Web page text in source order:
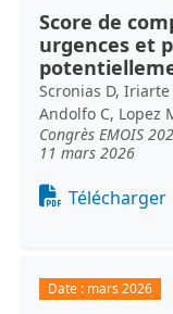
Score de
urgences et
Scronias D, Iriarte
Andolfo C, Lopez
Congrès EMOIS
11 mars 2026
Document
Télécharger
Date : mars 2026